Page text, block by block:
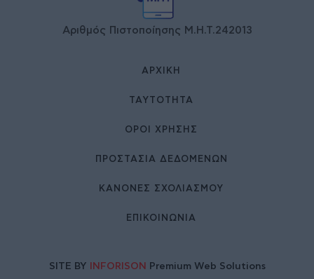
Αριθμός Πιστοποίησης Μ.Η.Τ.242013
ΑΡΧΙΚΉ
ΤΑΥΤΌΤΗΤΑ
ΌΡΟΙ ΧΡΉΣΗΣ
ΠΡΟΣΤΑΣΙΑ ΔΕΔΟΜΕΝΩΝ
ΚΑΝΟΝΕΣ ΣΧΟΛΙΑΣΜΟΥ
ΕΠΙΚΟΙΝΩΝΊΑ
SITE BY INFORISON Premium Web Solutions